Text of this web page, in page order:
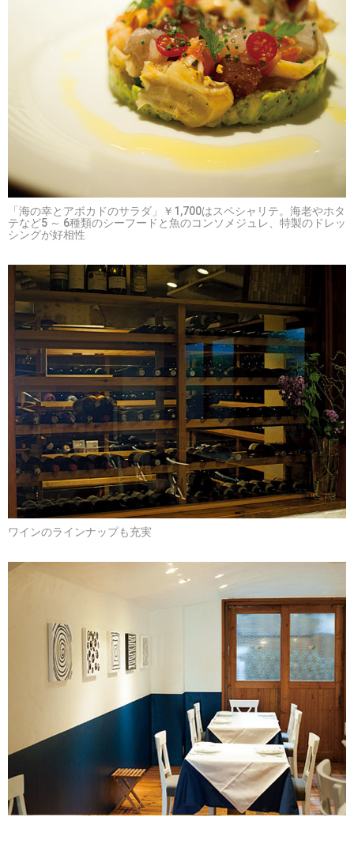
「海の幸とアボカドのサラダ」￥1,700はスペシャリテ。海老やホタ
テなど5 ～ 6種類のシーフードと魚のコンソメジュレ、特製のドレッ
シングが好相性
ワインのラインナップも充実